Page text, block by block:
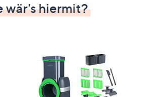
wär's hiermit?